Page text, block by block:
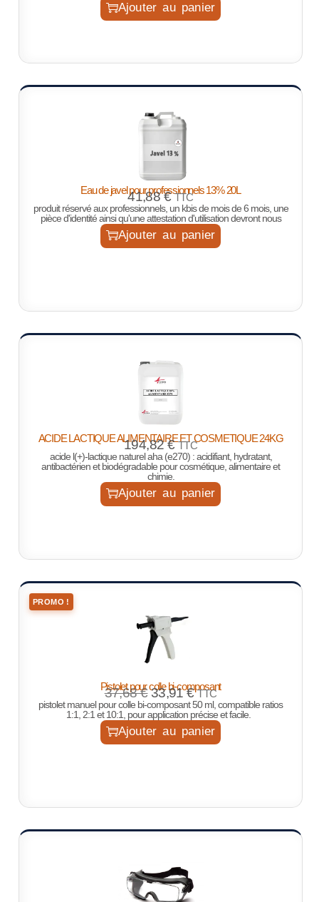
Ajouter au panier
Eau de javel pour professionnels 13% 20L
41,88€ TTC
produit réservé aux professionnels, un kbis de mois de 6 mois, une
pièce d'identité ainsi qu'une attestation d'utilisation devront nous
Ajouter au panier
ACIDE LACTIQUE ALIMENTAIRE ET COSMETIQUE 24KG
194,82€ TTC
acide l(+)-lactique naturel aha (e270) : acidifiant, hydratant,
antibactérien et biodégradable pour cosmétique, alimentaire et
chimie.
Ajouter au panier
PROMO !
Pistolet pour colle bi-composant
37,68€ 33,91€ TTC
pistolet manuel pour colle bi-composant 50 ml, compatible ratios
1:1, 2:1 et 10:1, pour application précise et facile.
Ajouter au panier